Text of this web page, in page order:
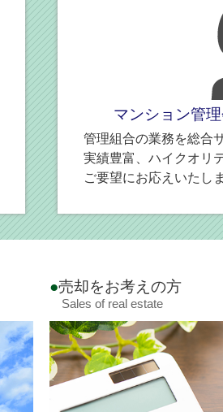
マンション管
管理組合の業務を総合
実績豊富、ハイクオリ
ご要望にお応えいたし
売却をお考えの方
Sales of real estate